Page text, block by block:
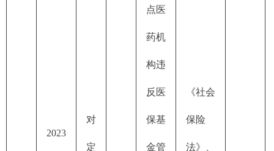
2023
对
定
点医
药机
构违
反医
保基
金管
《社会
保险
法》、